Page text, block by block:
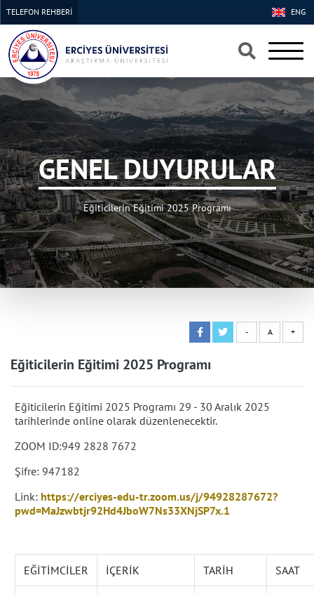
×
×
ENG
TELEFON REHBERİ
GENEL DUYURULAR
Eğiticilerin Eğitimi 2025 Programı
- A +
Eğiticilerin Eğitimi 2025 Programı
Eğiticilerin Eğitimi 2025 Programı 29 - 30 Aralık 2025
tarihlerinde online olarak düzenlenecektir.
ZOOM ID:949 2828 7672
Şifre: 947182
Link: https://erciyes-edu-tr.zoom.us/j/94928287672?
pwd=MaJzwbtjr92Hd4JboW7Ns33XNjSP7x.1
EĞİTİMCİLER İÇERİK TARİH SAAT